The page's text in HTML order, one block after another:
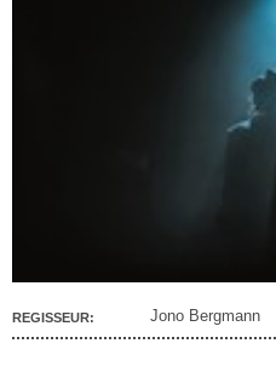
REGISSEUR: Jono Bergmann